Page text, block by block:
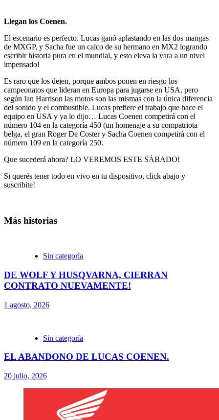
Llegan los Coenen.
El escenario es perfecto. Lucas ganó aplastando en las dos mangas
de MXGP, y Sacha fue un calco de su hermano en MX2 logrando
escribir historia pura en el mundial, y esto eleva la vara a un nivel
impensado!
Es raro que los dejen, porque ambos ponen en riesgo los
campeonatos que lideran en Europa para jugarse en USA, pero
según Ian Harrison las motos son las mismas con la única diferencia
del sonido y el combustible. Lucas prefiere el trabajo que hace el
equipo en USA y ya lo dijo… Lucas Coenen competirá con el
número 104 en la categoría 450 (un homenaje a su compatriota
belga, el gran Roger De Coster y Sacha Coenen competirá con el
número 109 en la categoría 250.
Que sucederá ahora? LO VEREMOS ESTE SÁBADO!
Si querés tener todo en vivo en tu dispositivo, click abajo y
suscribite!
Más historias
Sin categoría
DE WOLF Y HUSQVARNA, CIERRAN
CONTRATO NUEVAMENTE!
1 agosto, 2026
Sin categoría
EL ABANDONO DE LUCAS COENEN.
20 julio, 2026